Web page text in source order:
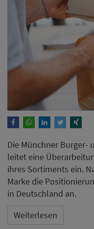
Die Münchner Burger-
leitet eine
ihres Sortiments ein.
Marke die
in Deutschland an.
Weiterlesen